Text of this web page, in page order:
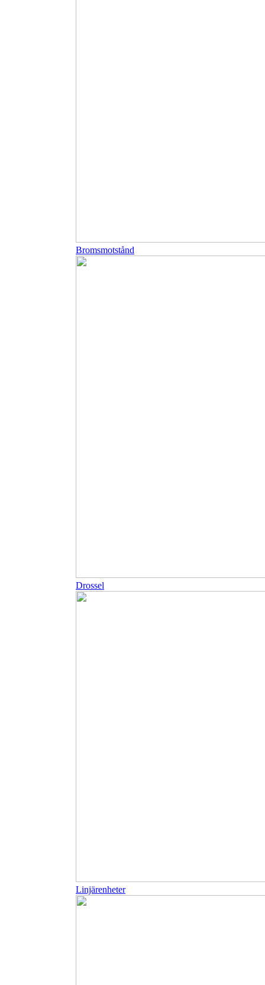
Bromsmotstånd
Drossel
Linjärenheter